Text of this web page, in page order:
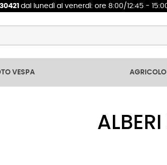
dal lunedì al venerdì: ore 8:00/12:45 -
VESPA AGRICOLO